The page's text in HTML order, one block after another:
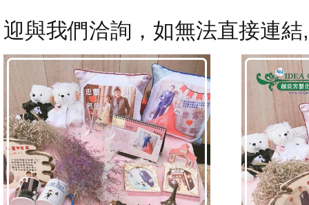
迎與我們洽詢，如無法直接連